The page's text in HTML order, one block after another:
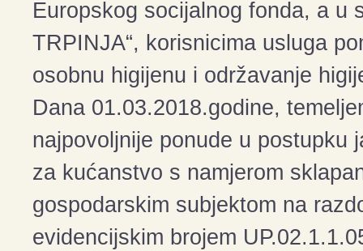
Europskog socijalnog fonda, a u
TRPINJA“, korisnicima usluga
osobnu higijenu i održavanje
Dana 01.03.2018.godine,
najpovoljnije ponude u postupku
za kućanstvo s namjerom
gospodarskim subjektom na
evidencijskim brojem